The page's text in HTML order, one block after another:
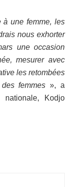
à une femme, les
nous exhorter
une occasion
mesurer avec
les retombées
femmes », a
nationale, Kodjo